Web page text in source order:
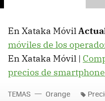
En Xataka Móvil
móviles de los
En Xataka Móvil |
precios de
TEMAS Orange